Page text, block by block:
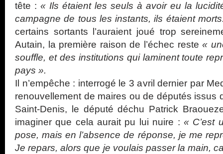
tête : « Ils étaient les seuls à avoir eu la
campagne de tous les instants, ils étaient
certains sortants l’auraient joué trop
Autain, la première raison de l’échec reste«
souffle, et des institutions qui laminent toute
pays ».
Il n’empêche : interrogé le 3 avril dernier par
renouvellement de maires ou de députés issus
Saint-Denis, le député déchu Patrick
imaginer que cela aurait pu lui nuire : « C’est
pose, mais en l’absence de réponse, je me
Je repars, alors que je voulais passer la main,